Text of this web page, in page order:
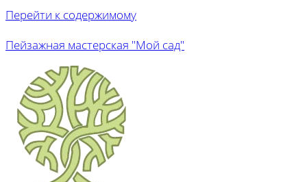
Перейти к содержимому
Пейзажная мастерская "Мой сад"